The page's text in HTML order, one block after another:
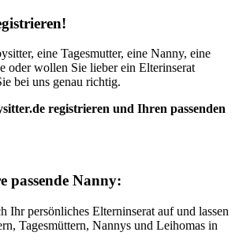
eine Tagesmutter, eine Nanny, eine
oder wollen Sie lieber ein Elterinserat
bei uns genau richtig.
registrieren und Ihren passenden
passende Nanny:
Ihr persönliches Elterninserat auf und lassen
Tagesmüttern, Nannys und Leihomas in